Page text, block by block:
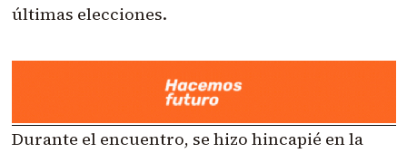
últimas elecciones.
Durante el encuentro, se hizo hincapié en la